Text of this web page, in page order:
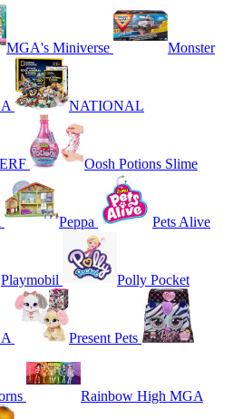
MGA's Miniverse Monster
NATIONAL
Oosh Potions Slime
Peppa Pets Alive
Playmobil Polly Pocket
Present Pets
Rainbow High MGA